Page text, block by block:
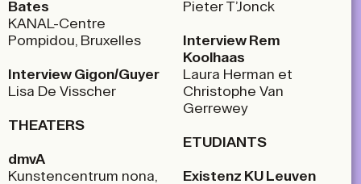
Bates
KANAL-Centre
Pompidou, Bruxelles
Interview Gigon/Guyer
Lisa De Visscher
THEATERS
dmvA
Kunstencentrum nona,
Pieter T’Jonck
Interview Rem
Koolhaas
Laura Herman et
Christophe Van
Gerrewey
ETUDIANTS
Existenz KU Leuven